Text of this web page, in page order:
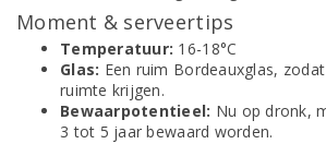
Moment & serveertips
Temperatuur: 16-18°C
Glas: Een ruim Bordeauxglas,
ruimte krijgen.
Bewaarpotentieel: Nu op dronk,
3 tot 5 jaar bewaard worden.